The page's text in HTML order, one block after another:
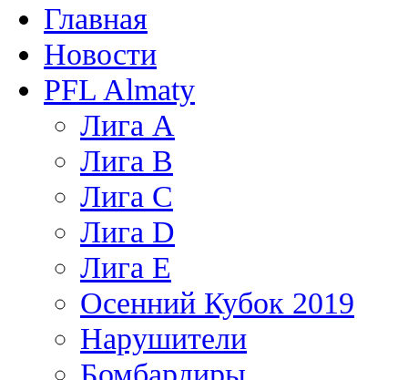
Главная
Новости
PFL Almaty
Лига A
Лига В
Лига С
Лига D
Лига Е
Осенний Кубок 2019
Нарушители